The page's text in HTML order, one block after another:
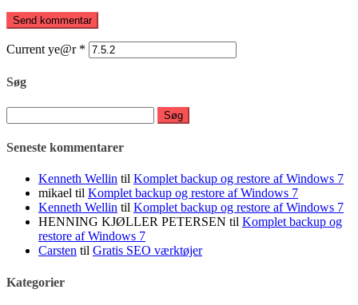
Current ye@r *
Søg
efter:
Seneste kommentarer
Kenneth Wellin til Komplet backup og restore af Windows 7
mikael til Komplet backup og restore af Windows 7
Kenneth Wellin til Komplet backup og restore af Windows 7
HENNING KJØLLER PETERSEN til Komplet backup og
restore af Windows 7
Carsten til Gratis SEO værktøjer
Kategorier